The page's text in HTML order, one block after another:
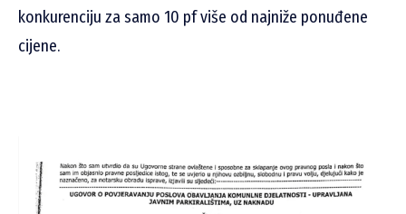
konkurenciju za samo 10 pf više od najniže ponuđene
cijene.